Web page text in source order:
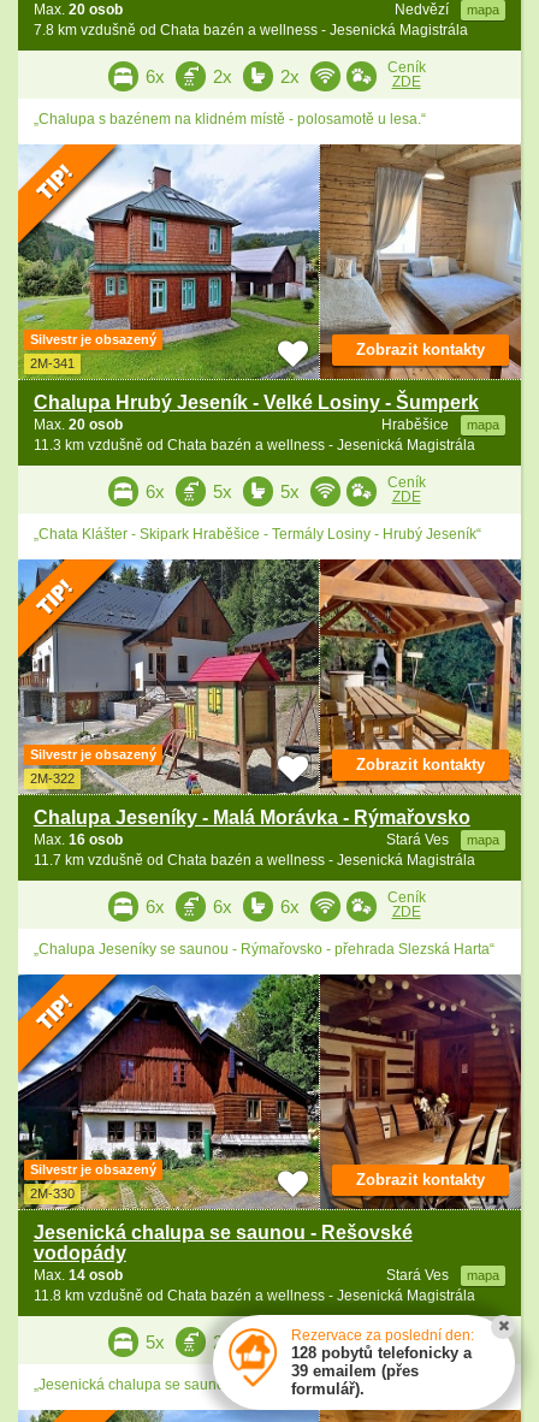
Nedvězí mapa
Max. 20 osob
7.8 km vzdušně od Chata bazén a wellness - Jesenická Magistrála
6x 2x 2x
Ceník
ZDE
„Chalupa s bazénem na klidném místě - polosamotě u lesa.“
Silvestr je obsazený
2M-341
Chalupa Hrubý Jeseník - Velké Losiny - Šumperk
Hraběšice mapa
Max. 20 osob
11.3 km vzdušně od Chata bazén a wellness - Jesenická Magistrála
Zobrazit kontakty
6x 5x 5x
Ceník
ZDE
„Chata Klášter - Skipark Hraběšice - Termály Losiny - Hrubý Jeseník“
Silvestr je obsazený
2M-322
Chalupa Jeseníky - Malá Morávka - Rýmařovsko
Stará Ves mapa
Max. 16 osob
11.7 km vzdušně od Chata bazén a wellness - Jesenická Magistrála
Zobrazit kontakty
6x 6x 6x
Ceník
ZDE
„Chalupa Jeseníky se saunou - Rýmařovsko - přehrada Slezská Harta“
Silvestr je obsazený
2M-330
Jesenická chalupa se saunou - Rešovské
vodopády
Stará Ves mapa
Max. 14 osob
11.8 km vzdušně od Chata bazén a wellness - Jesenická Magistrála
Zobrazit kontakty
5x 2x 5x
Ceník
ZDE
„Jesenická chalupa se saunou - hora Praděd - Karlova Studánka“
Rezervace za poslední den:
128 pobytů telefonicky a
39 emailem (přes
formulář).